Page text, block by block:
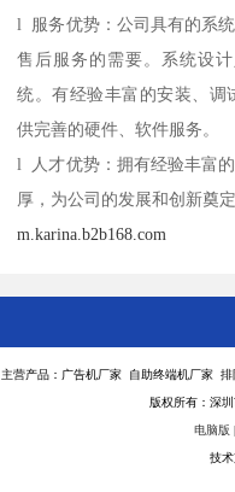
l 服务优势：公司具有的系
售后服务的需要。系统设
统。有经验丰富的安装、调
供完善的硬件、软件服务。
l 人才优势：拥有经验丰富
厚，为公司的发展和创新奠
m.karina.b2b168.com
主营产品：广告机厂家 自助终端机厂家
版权所有：深
电脑版 |
技术